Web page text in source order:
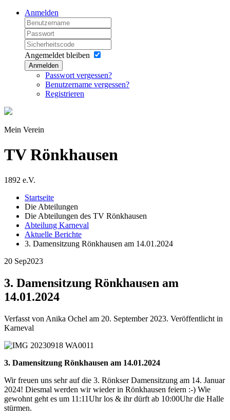
Anmelden
Angemeldet bleiben
Anmelden
Passwort vergessen?
Benutzername vergessen?
Registrieren
Mein Verein
TV Rönkhausen
1892 e.V.
Startseite
Die Abteilungen
Die Abteilungen des TV Rönkhausen
Abteilung Karneval
Aktuelle Berichte
3. Damensitzung Rönkhausen am 14.01.2024
20 Sep2023
3. Damensitzung Rönkhausen am
14.01.2024
Verfasst von Anika Ochel am 20. September 2023. Veröffentlicht in
Karneval
3. Damensitzung Rönkhausen am 14.01.2024
Wir freuen uns sehr auf die 3. Rönkser Damensitzung am 14. Januar
2024! Diesmal werden wir wieder in Rönkhausen feiern :-) Wie
gewohnt geht es um 11:11Uhr los & ihr dürft ab 10:00Uhr die Halle
stürmen.